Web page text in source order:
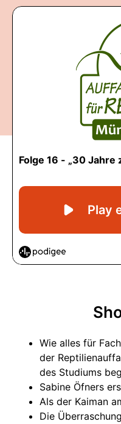
Wie alles für
der
des Studiums
Sabine Öfners
Als der Kaiman
Die